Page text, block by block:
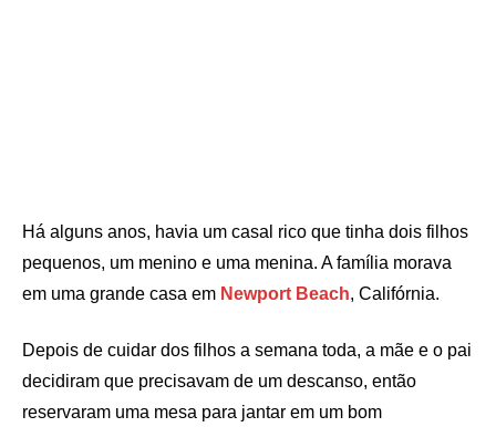
Há alguns anos, havia um casal rico que tinha dois filhos
pequenos, um menino e uma menina. A família morava
em uma grande casa em Newport Beach, Califórnia.
Depois de cuidar dos filhos a semana toda, a mãe e o pai
decidiram que precisavam de um descanso, então
reservaram uma mesa para jantar em um bom